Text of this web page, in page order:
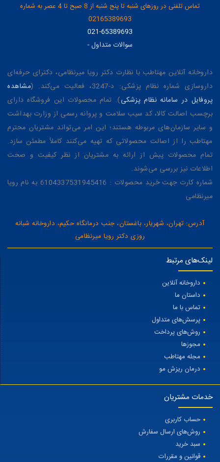
تماس تلفنی در روزهای شنبه تا پنج شنبه از 8 صبح تا 4 عصر به شماره
02165389693
021-65389693
سوالات متداول-
داروخانه آنلاین مهتاطب با نظارت دکتر رویا میرنظامی، دکترای حرفه‌ای
داروسازی شماره نظام پزشکی: د-3247، فعالیت می‌کند. (
مشاهده
پروفایل در سامانه نظام پزشکی). تمام محصولات این فروشگاه دارای
برچسب اصالت کالا، کد سیب سلامت و پروانه رسمی از وزارت بهداشت
و سایر سازمان‌های مربوطه هستند؛ این امر می‌تواند مشتریان محترم
مهتاطب را از اصالت محصولاتی که تهیه می‌کنند کاملاً مطمئن سازد.
تمام محصولات پیش از ارائه به مشتریان از نظر کیفیت و صحت
اطلاعات نیز بررسی می‌شوند.
شماره کارت جهت خرید محصولات : 6104337531945416 به نام رویا
میرنظامی
آدرس: تهران، شهریار، باغستان، جنب درمانگاه حکیم، داروخانه شبانه
روزی دکتر رویا میرنظامی
لینک‌های مرتبط
داروخانه آنلاین
داستان ما
تماس با ما
پرسش‌های متداول
روش‌های پرداخت
مجوزها
مجله مهتاطب
درمان ریزش مو
خدمات مشتریان
حساب کاربری
روش‌های ارسال سفارش
سبد خرید
قوانین و مقررات